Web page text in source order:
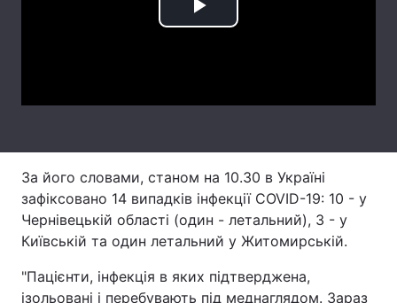
Play
За його словами, станом на 10.30 в Україні
зафіксовано 14 випадків інфекції COVID-19: 10 - у
Чернівецькій області (один - летальний), 3 - у
Київській та один летальний у Житомирській.
"Пацієнти, інфекція в яких підтверджена,
ізольовані і перебувають під меднаглядом. Зараз